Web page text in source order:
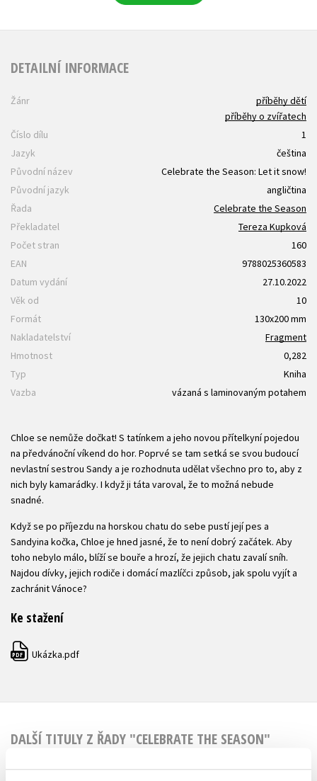
DETAILNÍ INFORMACE
Žánr
příběhy dětí
příběhy o zvířatech
Číslo dílu
1
Jazyk
čeština
Původní název
Celebrate the Season: Let it snow!
Původní jazyk
angličtina
Řada
Celebrate the Season
Překladatel
Tereza Kupková
Počet stran
160
EAN
9788025360583
Datum vydání
27.10.2022
Věk od
10
Formát
130x200 mm
Nakladatelství
Fragment
Hmotnost
0,282
Typ
Kniha
Vazba
vázaná s laminovaným potahem
Chloe se nemůže dočkat! S tatínkem a jeho novou přítelkyní pojedou
na předvánoční víkend do hor. Poprvé se tam setká se svou budoucí
nevlastní sestrou Sandy a je rozhodnuta udělat všechno pro to, aby z
nich byly kamarádky. I když ji táta varoval, že to možná nebude
snadné.
Když se po příjezdu na horskou chatu do sebe pustí její pes a
Sandyina kočka, Chloe je hned jasné, že to není dobrý začátek. Aby
toho nebylo málo, blíží se bouře a hrozí, že jejich chatu zavalí sníh.
Najdou dívky, jejich rodiče i domácí mazlíčci způsob, jak spolu vyjít a
zachránit Vánoce?
Ke stažení
PDF Ukázka.pdf
DALŠÍ TITULY Z ŘADY "CELEBRATE THE SEASON"